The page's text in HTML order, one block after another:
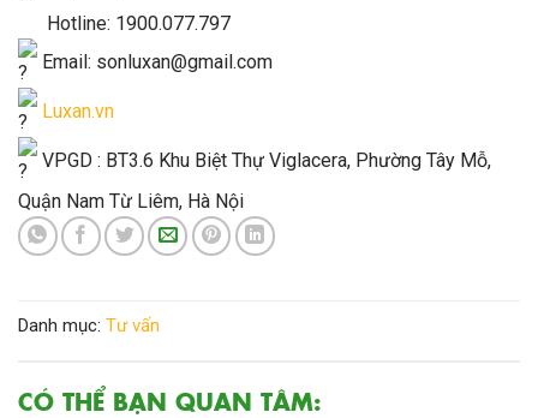
Hotline: 1900.077.797
Email: sonluxan@gmail.com
Luxan.vn
VPGD : BT3.6 Khu Biệt Thự Viglacera, Phường Tây Mỗ,
Quận Nam Từ Liêm, Hà Nội
Danh mục: Tư vấn
CÓ THỂ BẠN QUAN TÂM: